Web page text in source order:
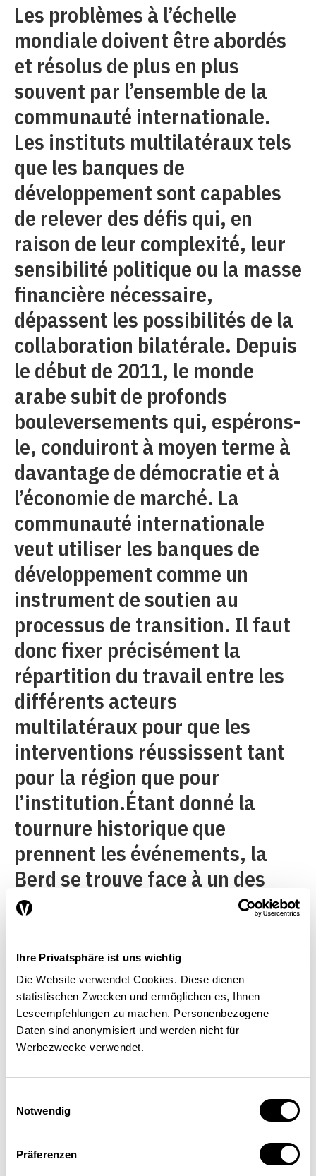
Ihre Privatsphäre ist uns wichtig
Die Website verwendet Cookies. Diese dienen
statistischen Zwecken und ermöglichen es, Ihnen
Leseempfehlungen zu machen. Personenbezogene
Daten sind anonymisiert und werden nicht für
Werbezwecke verwendet.
Notwendig
Präferenzen
Les problèmes à l’échelle
mondiale doivent être abordés
et résolus de plus en plus
souvent par l’ensemble de la
communauté internationale.
Les instituts multilatéraux tels
que les banques de
développement sont capables
de relever des défis qui, en
raison de leur complexité, leur
sensibilité politique ou la masse
financière nécessaire,
dépassent les possibilités de la
collaboration bilatérale. Depuis
le début de 2011, le monde
arabe subit de profonds
bouleversements qui, espérons-
le, conduiront à moyen terme à
davantage de démocratie et à
l’économie de marché. La
communauté internationale
veut utiliser les banques de
développement comme un
instrument de soutien au
processus de transition. Il faut
donc fixer précisément la
répartition du travail entre les
différents acteurs
multilatéraux pour que les
interventions réussissent tant
pour la région que pour
l’institution.Étant donné la
tournure historique que
prennent les événements, la
Berd se trouve face à un des
plus grands défis qu’elle ait
jamais connus. L’Égypte, qui en
était simplement membre
jusquà présent, avait demandé,
dès 2010, le statut de pays
bénéficiaire, suivie par le Maroc
(également membre de la Berd)
la même année. Or,
l’élargissement des opérations
les limites géographiques